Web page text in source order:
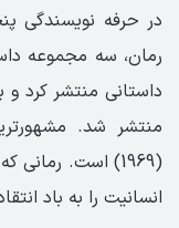
در حرفه نویسندگی
رمان، سه مجموعه
داستانی منتشر کرد
منتشر شد.
(1969) است.
انسانیت را به باد